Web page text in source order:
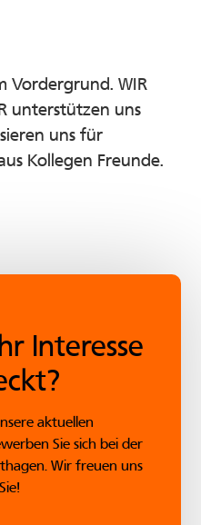
Vordergrund. WIR
unterstützen uns
uns für
Kollegen Freunde.
Interesse
aktuellen
Sie sich bei der
Wir freuen uns